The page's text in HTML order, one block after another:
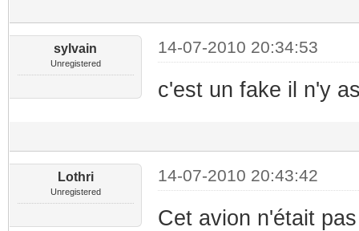
sylvain
Unregistered
14-07-2010 20:34:53
c'est un fake il n'y
Lothri
Unregistered
14-07-2010 20:43:42
Cet avion n'était